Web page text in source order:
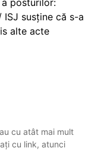
posturilor:
susține că s-a
alte acte
cu atât mai mult
cu link, atunci